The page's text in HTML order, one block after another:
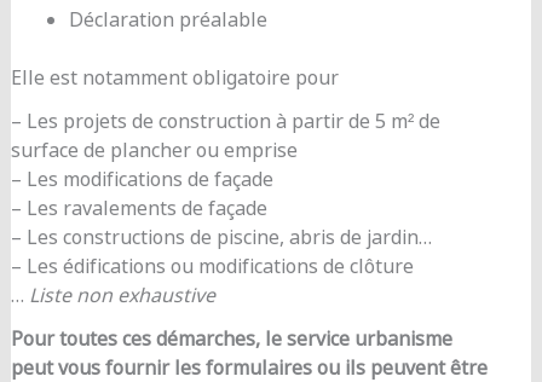
Déclaration préalable
Elle est notamment obligatoire pour
– Les projets de construction à partir de 5 m² de
surface de plancher ou emprise
– Les modifications de façade
– Les ravalements de façade
– Les constructions de piscine, abris de jardin…
– Les édifications ou modifications de clôture
… Liste non exhaustive
Pour toutes ces démarches, le service urbanisme
peut vous fournir les formulaires ou ils peuvent être